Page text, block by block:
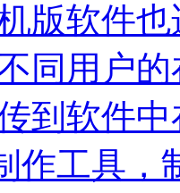
版软件
同用户
到软件
作工具